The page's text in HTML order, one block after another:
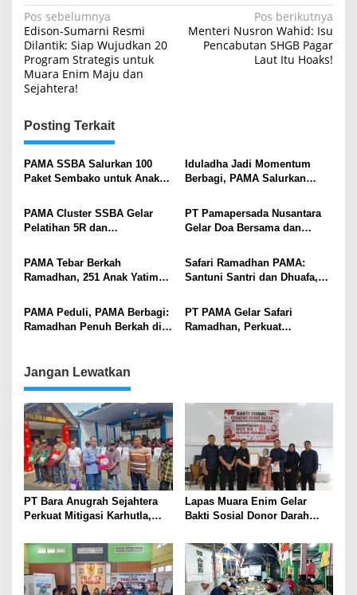
Navigasi
pos
Pos sebelumnya
Edison-Sumarni Resmi
Dilantik: Siap Wujudkan 20
Program Strategis untuk
Muara Enim Maju dan
Sejahtera!
Pos berikutnya
Menteri Nusron Wahid: Isu
Pencabutan SHGB Pagar
Laut Itu Hoaks!
Posting Terkait
PAMA SSBA Salurkan 100
Paket Sembako untuk Anak
di Desa Tanjung Raja
Iduladha Jadi Momentum
Berbagi, PAMA Salurkan
Operasional
PAMA Cluster SSBA Gelar
Pelatihan 5R dan
UMKM Binaan di Muara Enim
PT Pamapersada Nusantara
Gelar Doa Bersama dan
Panti Asuhan Rawdhotut
Taufiq
PAMA Tebar Berkah
Ramadhan, 251 Anak Yatim
Hotel SAKA
Safari Ramadhan PAMA:
Santuni Santri dan Dhuafa,
Lingga
PAMA Peduli, PAMA Berbagi:
Ramadhan Penuh Berkah di
PT PAMA Gelar Safari
Ramadhan, Perkuat
Jangan Lewatkan
PT Bara Anugrah Sejahtera
Perkuat Mitigasi Karhutla,
Lawang Kidul Edukasi Warga
Lapas Muara Enim Gelar
Bakti Sosial Donor Darah
HUT ke-81 Republik Indonesia